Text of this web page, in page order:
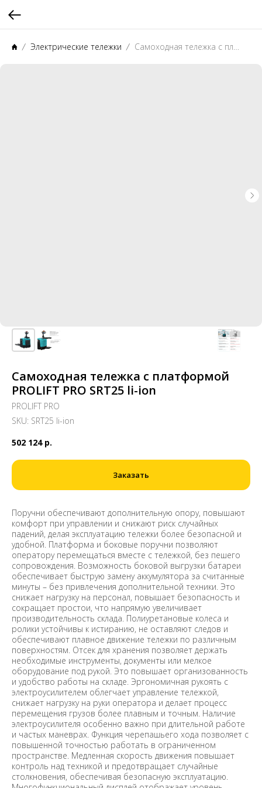
Электрические тележки Самоходная тележка с платформой PROLIFT PRO SRT25 li-ion
Самоходная тележка с платформой
PROLIFT PRO SRT25 li-ion
PROLIFT PRO
SKU: SRT25 li-ion
502 124 р.
Заказать
Поручни обеспечивают дополнительную опору, повышают
комфорт при управлении и снижают риск случайных
падений, делая эксплуатацию тележки более безопасной и
удобной. Платформа и боковые поручни позволяют
оператору перемещаться вместе с тележкой, без пешего
сопровождения. Возможность боковой выгрузки батареи
обеспечивает быструю замену аккумулятора за считанные
минуты – без привлечения дополнительной техники. Это
снижает нагрузку на персонал, повышает безопасность и
сокращает простои, что напрямую увеличивает
производительность склада. Полиуретановые колеса и
ролики устойчивы к истиранию, не оставляют следов и
обеспечивают плавное движение тележки по различным
поверхностям. Отсек для хранения позволяет держать
необходимые инструменты, документы или мелкое
оборудование под рукой. Это повышает организованность
и удобство работы на складе. Эргономичная рукоять с
электроусилителем облегчает управление тележкой,
снижает нагрузку на руки оператора и делает процесс
перемещения грузов более плавным и точным. Наличие
электроусилителя особенно важно при длительной работе
и частых маневрах. Функция черепашьего хода позволяет с
повышенной точностью работать в ограниченном
пространстве. Медленная скорость движения повышает
контроль над техникой и предотвращает случайные
столкновения, обеспечивая безопасную эксплуатацию.